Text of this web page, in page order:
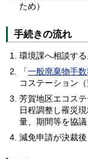
ため）
手続きの流れ
環境課へ相談する
「一般廃棄物手数
コステーション
芳賀地区エコス
日程調整し罹災
量、期間等を協議
減免申請が決裁